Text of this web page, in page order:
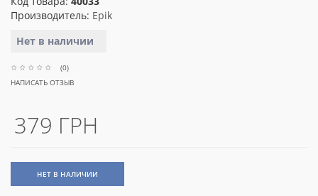
Производитель: Epik
Нет в наличии
(0)
НАПИСАТЬ ОТЗЫВ
379 ГРН
НЕТ В НАЛИЧИИ